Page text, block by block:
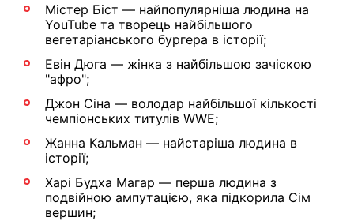
Містер Біст — найпопулярніша людина на
YouTube та творець найбільшого
вегетаріанського бургера в історії;
Евін Дюга — жінка з найбільшою зачіскою
"афро";
Джон Сіна — володар найбільшої кількості
чемпіонських титулів WWE;
Жанна Кальман — найстаріша людина в
історії;
Харі Будха Магар — перша людина з
подвійною ампутацією, яка підкорила Сім
вершин;